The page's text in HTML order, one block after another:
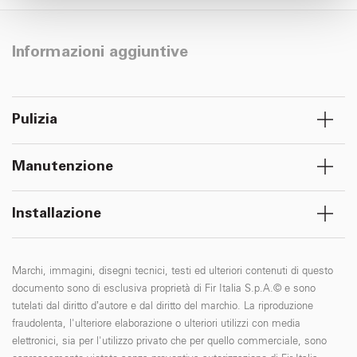
Informazioni aggiuntive
Pulizia
Manutenzione
Installazione
Marchi, immagini, disegni tecnici, testi ed ulteriori contenuti di questo
documento sono di esclusiva proprietà di Fir Italia S.p.A.© e sono
tutelati dal diritto d’autore e dal diritto del marchio. La riproduzione
fraudolenta, l'ulteriore elaborazione o ulteriori utilizzi con media
elettronici, sia per l'utilizzo privato che per quello commerciale, sono